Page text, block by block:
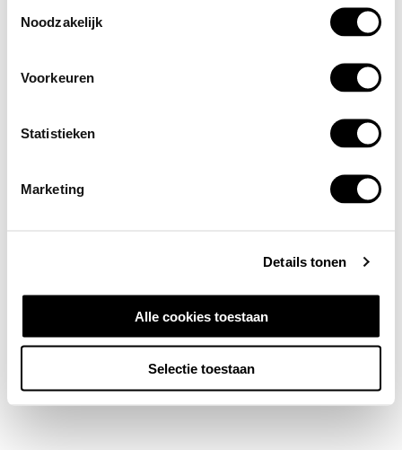
Noodzakelijk
Voorkeuren
Statistieken
Marketing
Details tonen
Alle cookies toestaan
Selectie toestaan